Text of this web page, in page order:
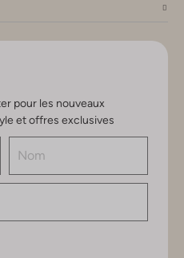
pour les nouveaux
et offres exclusives